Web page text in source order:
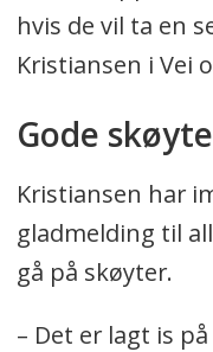
hvis de vil ta en
Kristiansen i Vei
Gode
Kristiansen har
gladmelding til
gå på skøyter.
– Det er lagt is